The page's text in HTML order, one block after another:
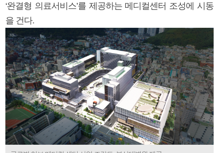
‘완결형 의료서비스’를 제공하는 메디컬센터 조성에 시동
을 건다.